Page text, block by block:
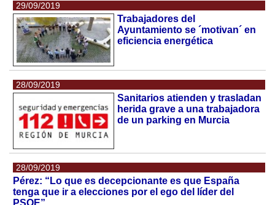
29/09/2019
Trabajadores del
Ayuntamiento se ´motivan´ en
eficiencia energética
28/09/2019
Sanitarios atienden y trasladan
herida grave a una trabajadora
de un parking en Murcia
28/09/2019
Pérez: “Lo que es decepcionante es que España
tenga que ir a elecciones por el ego del líder del
PSOE”